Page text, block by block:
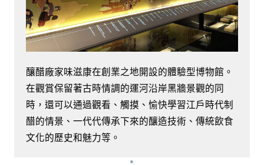
釀醋廠家味滋康在創業之地開設的體驗型博物館。
在觀賞保留著古時情調的運河沿岸黑牆景觀的同
時，還可以通過觀看、觸摸、愉快學習江戶時代制
醋的情景、一代代傳承下來的釀造技術、傳統飲食
文化的歷史和魅力等。